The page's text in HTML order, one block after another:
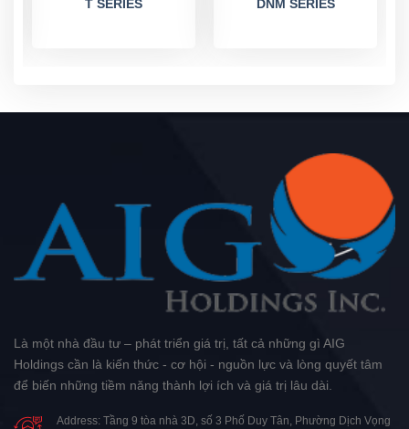
T SERIES DNM SERIES
Là một nhà đầu tư – phát triển giá trị, tất cả những gì AIG
Holdings cần là kiến thức - cơ hội - nguồn lực và lòng quyết tâm
để biến những tiềm năng thành lợi ích và giá trị lâu dài.
Address: Tầng 9 tòa nhà 3D, số 3 Phố Duy Tân, Phường Dịch Vọng